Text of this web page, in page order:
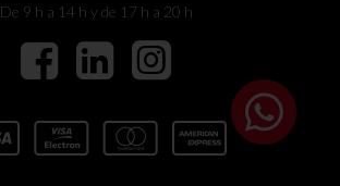
De 9 h a 14 h y de 17 h a 20 h